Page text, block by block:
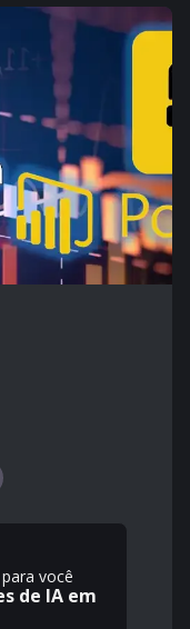
você
de IA em